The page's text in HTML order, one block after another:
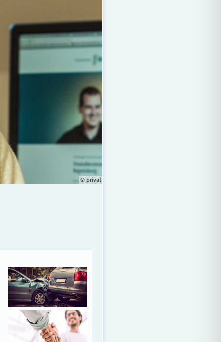
© privat